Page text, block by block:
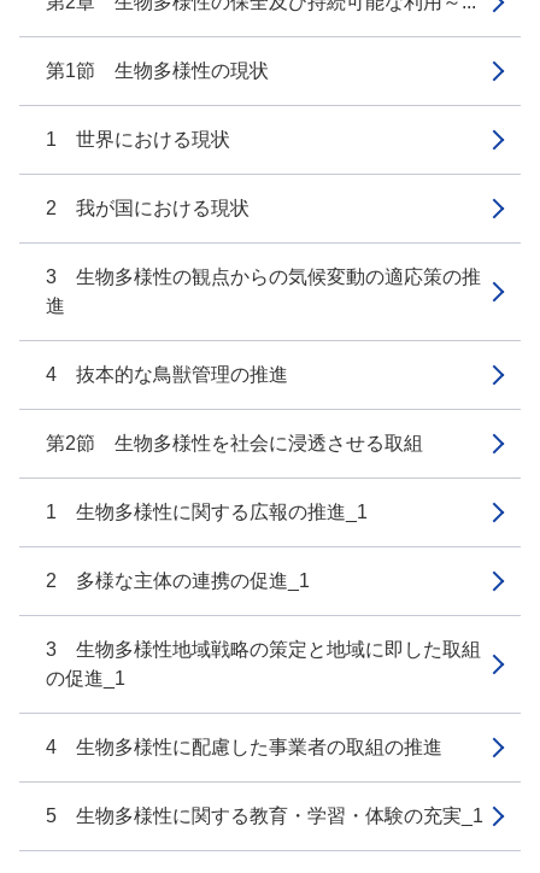
第1節 生物多様性の現状
1 世界における現状
2 我が国における現状
3 生物多様性の観点からの気候変動の適応策の推
進
4 抜本的な鳥獣管理の推進
第2節 生物多様性を社会に浸透させる取組
1 生物多様性に関する広報の推進_1
2 多様な主体の連携の促進_1
3 生物多様性地域戦略の策定と地域に即した取組
の促進_1
4 生物多様性に配慮した事業者の取組の推進
5 生物多様性に関する教育・学習・体験の充実_1